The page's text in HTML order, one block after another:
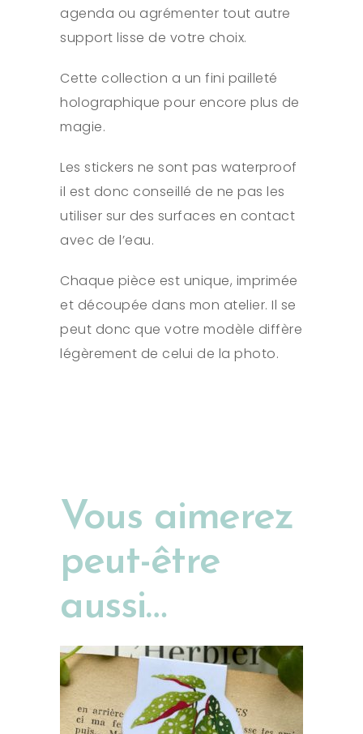
agenda ou agrémenter tout autre
support lisse de votre choix.
Cette collection a un fini pailleté
holographique pour encore plus de
magie.
Les stickers ne sont pas waterproof
il est donc conseillé de ne pas les
utiliser sur des surfaces en contact
avec de l’eau.
Chaque pièce est unique, imprimée
et découpée dans mon atelier. Il se
peut donc que votre modèle diffère
légèrement de celui de la photo.
Vous aimerez
peut-être
aussi…